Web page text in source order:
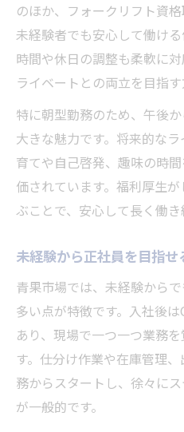
のほか、フォークリフト資
未経験者でも安心して働け
時間や休日の調整も柔軟に
ライベートとの両立を目指す
特に朝型勤務のため、午後
大きな魅力です。将来的な
育てや自己啓発、趣味の時
価されています。福利厚生
ぶことで、安心して長く働き
未経験から正社員を目指
青果市場では、未経験から
多い点が特徴です。入社後
あり、現場で一つ一つ業務
す。仕分け作業や在庫管理
務からスタートし、徐々に
が一般的です。